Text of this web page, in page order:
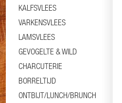
KALFSVLEES
VARKENSVLEES
LAMSVLEES
GEVOGELTE & WILD
CHARCUTERIE
BORRELTIJD
ONTBIJT/LUNCH/BRUNCH